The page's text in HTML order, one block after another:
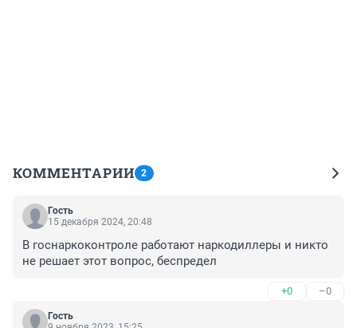
КОММЕНТАРИИ 2
Гость
15 декабря 2024, 20:48
В госнаркоконтроле работают наркодиллеры и никто
не решает этот вопрос, беспредел
+0 –0
Гость